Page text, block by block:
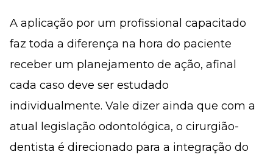
A aplicação por um profissional capacitado
faz toda a diferença na hora do paciente
receber um planejamento de ação, afinal
cada caso deve ser estudado
individualmente. Vale dizer ainda que com a
atual legislação odontológica, o cirurgião-
dentista é direcionado para a integração do